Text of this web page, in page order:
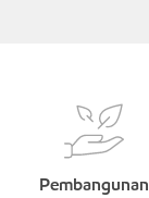
Pembangunan